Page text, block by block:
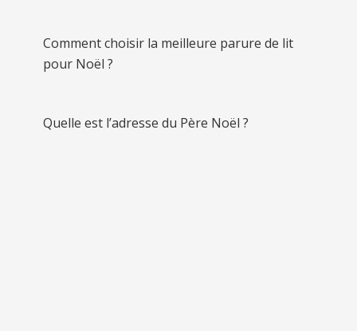
Comment choisir la meilleure parure de lit
pour Noël ?
Quelle est l’adresse du Père Noël ?